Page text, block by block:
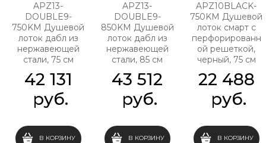
APZ13-
DOUBLE9-
750KM Душевой
лоток дабл из
нержавеющей
стали, 75 см
42 131
руб.
В КОРЗИНУ
APZ13-
DOUBLE9-
850KM Душевой
лоток дабл из
нержавеющей
стали, 85 см
43 512
руб.
В КОРЗИНУ
APZ10BLACK-
750KM Душевой
лоток смарт с
перфорированн
ой решеткой,
черный, 75 см
22 488
руб.
В КОРЗИНУ